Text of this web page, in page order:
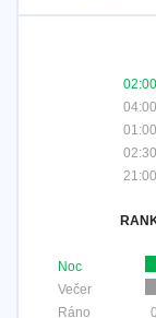
02:00
04:00
01:00
02:30
21:00
Noc
Večer
Ráno